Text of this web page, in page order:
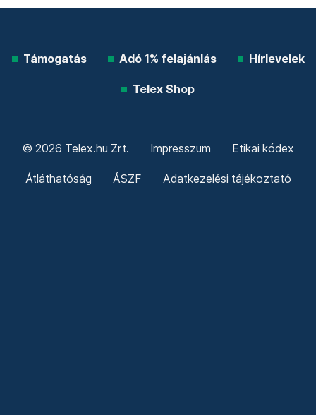
Támogatás Adó 1% felajánlás Hírlevelek
Telex Shop
© 2026 Telex.hu Zrt. Impresszum Etikai kódex
Átláthatóság ÁSZF Adatkezelési tájékoztató